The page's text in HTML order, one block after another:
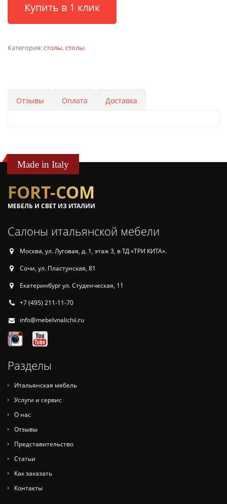
Купить в 1 клик
Категория:столы,столы.
Отзывы Оплата Доставка
Made in Italy
FORT-COM
МЕБЕЛЬ И СВЕТ ИЗ ИТАЛИИ
Салоны итальянской мебели
Москва, ул. Луговая, д. 1, этаж 3, в ТД «ТРИ КИТА».
Сочи, ул. Пластунская, 81
Екатеринбург ул. Студенческая, 11
+7 (495) 211-11-70
info@mebelvnalichii.ru
Разделы
Итальянская мебель
Услуги и сервис
О нас
Отзывы
Представительство
Статьи
Как заказать
Контакты